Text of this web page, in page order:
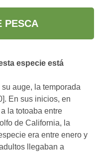
PESCA
especie está
auge, la temporada
En sus inicios, en
la totoaba entre
de California, la
era entre enero y
llegaban a